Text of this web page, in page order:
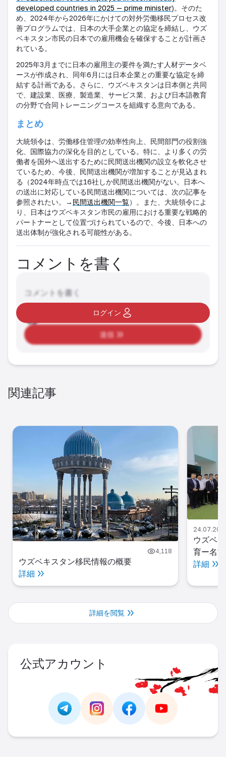
developed countries in 2025 — prime minister)。そのた
め、 2024年から2026年にかけての対外労働移民プロセス改
善プログラムでは、日本の大手企業との協定を締結し、ウズ
ベキスタン市民の日本での雇用機会を確保することが計画さ
れている。
2025年3 月までに日本の雇用主の要件を満たす人材データベ
ースが作成され、同年6 月には日本企業との重要な協定を締
結する計画である。さらに、ウズベキスタンは日本側と共同
で、建設業、医療、製造業、サービス業、および日本語教育
の分野で合同トレーニングコースを組織する意向である。
まとめ
大統領令は、労働移住管理の効率性向上、民間部門の役割強
化、国際協力の深化を目的としている。特に、より多くの労
働者を国外へ送出するために民間送出機関の設立を軟化させ
ているため、今後、民間送出機関が増加することが見込まれ
る（2024年時点では16社しか民間送出機関がない。日本へ
の送出に対応している民間送出機関については、次の記事を
参照されたい。→ 民間送出機関一覧）。また、大統領令によ
り、日本はウズベキスタン市民の雇用における重要な戦略的
パートナーとして位置づけられているので、今後、日本への
送出体制が強化される可能性がある。
コメントを書く
コメントを書く
送信
ログイン
関連記事
4,118
ウズベキスタン移民情報の概要
詳細
ウズベ
育ー名
詳細
詳細を閲覧
公式アカウント
Link - https://t.me/https://
Link -